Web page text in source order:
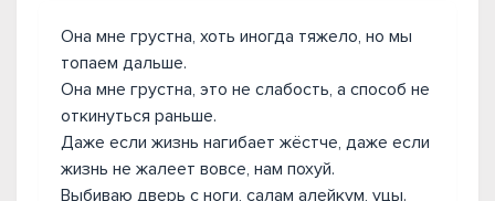
Она мне грустна, хоть иногда тяжело, но мы
топаем дальше.
Она мне грустна, это не слабость, а способ не
откинуться раньше.
Даже если жизнь нагибает жёстче, даже если
жизнь не жалеет вовсе, нам похуй.
Выбиваю дверь с ноги, салам алейкум, уцы.